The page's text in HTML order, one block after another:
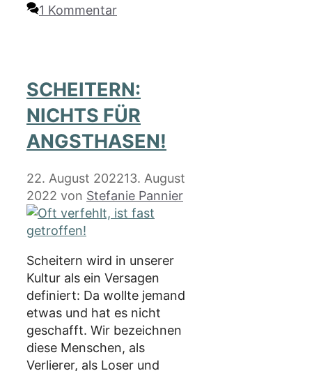
1 Kommentar
SCHEITERN:
NICHTS FÜR
ANGSTHASEN!
22. August 202213. August
2022 von Stefanie Pannier
Scheitern wird in unserer
Kultur als ein Versagen
definiert: Da wollte jemand
etwas und hat es nicht
geschafft. Wir bezeichnen
diese Menschen, als
Verlierer, als Loser und